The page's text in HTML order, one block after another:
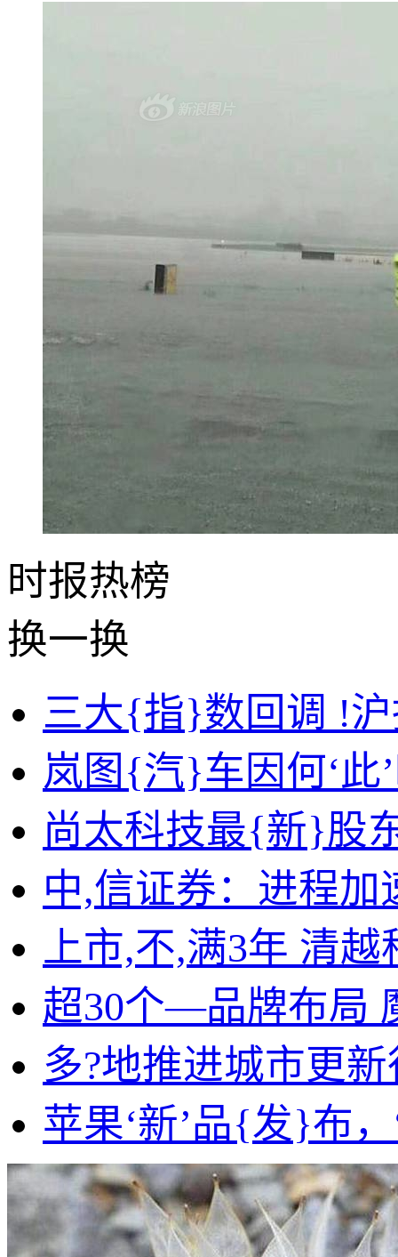
时报热榜
换一换
三大{指}数回调 !沪
岚图{汽}车因何‘此
尚太科技最{新}股
中,信证券：进程
上市,不,满3年 清
超30个—品牌布局
多?地推进城市更
苹果‘新’品{发}布